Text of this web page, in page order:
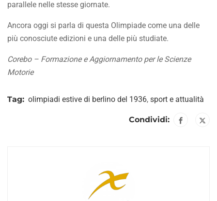
parallele nelle stesse giornate.
Ancora oggi si parla di questa Olimpiade come una delle
più conosciute edizioni e una delle più studiate.
Corebo – Formazione e Aggiornamento per le Scienze
Motorie
Tag: olimpiadi estive di berlino del 1936, sport e attualità
Condividi: